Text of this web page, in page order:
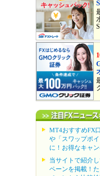
MT4おすすめFX
や「スワップポ
に！お得なキャ
当サイトで紹介
ペーンを掲載！